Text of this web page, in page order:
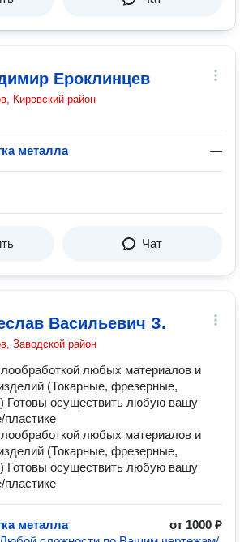
Ероклинцев
Кировский район
металла —
Чат
Васильевич З.
Заводской район
любых материалов и
(Токарные, фрезерные,
Готовы осуществить любую вашу
любых материалов и
(Токарные, фрезерные,
Готовы осуществить любую вашу
металла
от 1000 ₽